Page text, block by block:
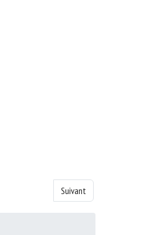
Article suivant : Livre de la 1
Suivant